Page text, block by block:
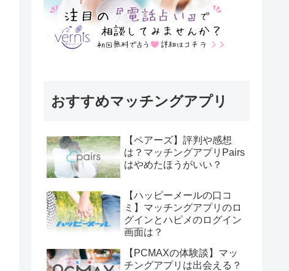
おすすめマッチングアプリ
【ペアーズ】評判や感想
は？マッチングアプリPairs
はやめたほうがいい？
【ハッピーメールの口コ
ミ】マッチングアプリのロ
グインとハピメのログイン
画面は？
【PCMAXの体験談】マッ
チングアプリは出会える？